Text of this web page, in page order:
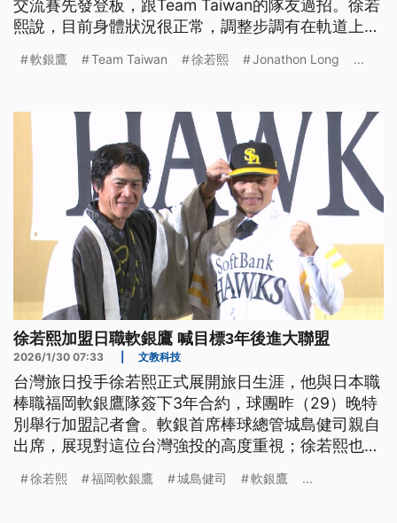
交流賽先發登板，跟Team Taiwan的隊友過招。徐若
熙說，目前身體狀況很正常，調整步調有在軌道上，
撈．鞏冠。
軟銀鷹 Team Taiwan 徐若熙 Jonathon Long ...
徐若熙加盟日職軟銀鷹 喊目標3年後進大聯盟
2026/1/30 07:33 文教科技
台灣旅日投手徐若熙正式展開旅日生涯，他與日本職
棒職福岡軟銀鷹隊簽下3年合約，球團昨（29）晚特
別舉行加盟記者會。軟銀首席棒球總管城島健司親自
出席，展現對這位台灣強投的高度重視；徐若熙也霸
徐若熙 福岡軟銀鷹 城島健司 軟銀鷹 ...